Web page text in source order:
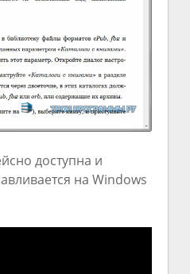
доступна и
на Windows